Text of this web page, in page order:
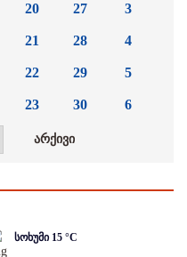
20
21
22
23
27
28
29
30
3
4
5
6
სოხუმი 15 °C